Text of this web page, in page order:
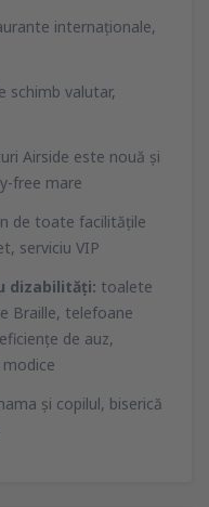
internaţionale,
schimb valutar,
Airside este nouă şi
free mare
de toate facilităţile
serviciu VIP
dizabilităţi: toalete
Braille, telefoane
de auz,
şi copilul, biserică